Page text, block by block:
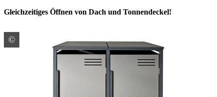
Gleichzeitiges Öffnen von Dach und Tonnendeckel!
© Großewinkelmann GmbH & Co. KG